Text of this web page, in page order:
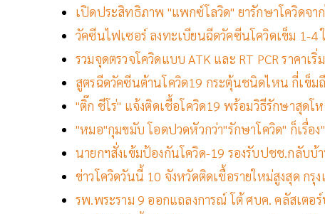
เปิดประสิทธิภาพ "แพกซ์โลวิด" ยารักษาโควิดจา
วัคซีนไฟเซอร์ ลงทะเบียนฉีดวัคซีนโควิดเข็ม 1-
รวมจุดตรวจโควิดแบบ ATK และ RT PCR ราคา
สูตรฉีดวัคซีนต้านโควิด19 กระตุ้นชนิดไหน กี่เข็ม
"ติ๊ก ชีโร่" แจ้งติดเชื้อโควิด19 พร้อมวิธีรักษาสุดโ
"หมอ"กุมขมับ โอดปวดหัวกว่า"รักษาโควิด" ก็เรื่อ
นายกฯสั่งเข้มป้องกันโควิด-19 รองรับปชช.กลับบ้
ข่าวโควิดวันนี้ 10 จังหวัดติดเชื้อรายใหม่สูงสุด กรุ
รพ.พระราม 9 ออกแถลงการณ์ โต้ ศบค. คลัสเตอ